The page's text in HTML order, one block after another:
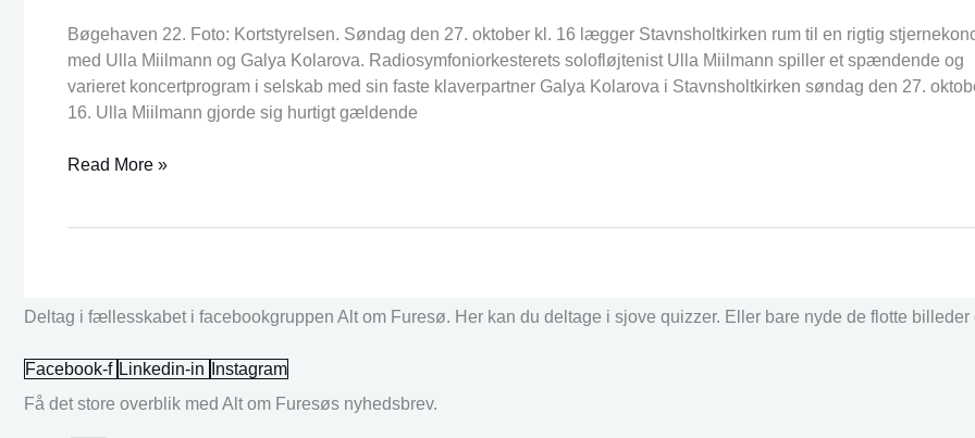
Bøgehaven 22. Foto: Kortstyrelsen. Søndag den 27. oktober kl. 16 lægger Stavnsholtkirken rum til en rigtig
med Ulla Miilmann og Galya Kolarova. Radiosymfoniorkesterets solofløjtenist Ulla Miilmann spiller et spændende og
varieret koncertprogram i selskab med sin faste klaverpartner Galya Kolarova i Stavnsholtkirken søndag den 27.
16. Ulla Miilmann gjorde sig hurtigt gældende
Read More »
Deltag i fællesskabet i facebookgruppen Alt om Furesø. Her kan du deltage i sjove quizzer. Eller bare nyde de flotte
Facebook-f Linkedin-in
Instagram
Få det store overblik med Alt om Furesøs nyhedsbrev.